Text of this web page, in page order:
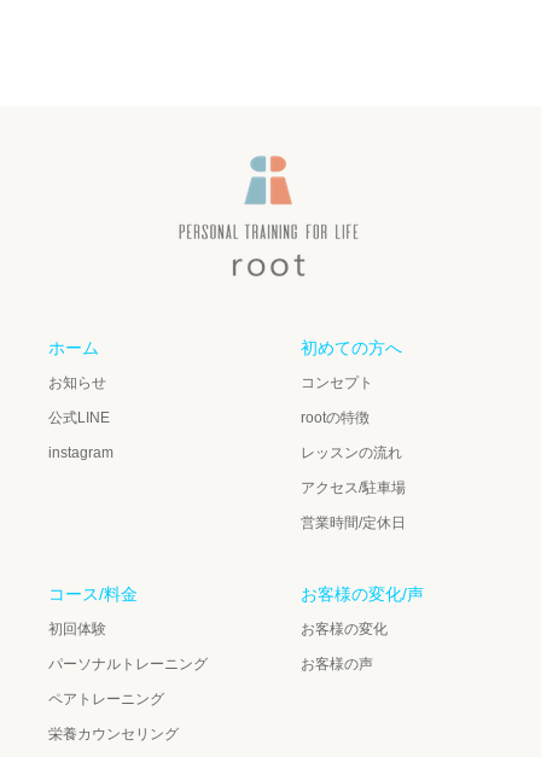
ホーム
お知らせ
公式LINE
instagram
初めての方へ
コンセプト
rootの特徴
レッスンの流れ
アクセス/駐車場
営業時間/定休日
コース/料金
初回体験
パーソナルトレーニング
ペアトレーニング
栄養カウンセリング
お客様の変化/声
お客様の変化
お客様の声